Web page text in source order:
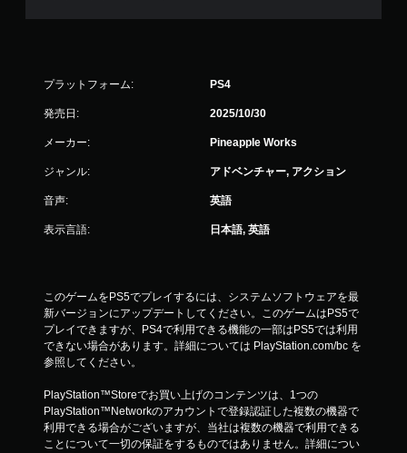
プラットフォーム: PS4
発売日: 2025/10/30
メーカー: Pineapple Works
ジャンル: アドベンチャー, アクション
音声: 英語
表示言語: 日本語, 英語
このゲームをPS5でプレイするには、システムソフトウェアを最
新バージョンにアップデートしてください。このゲームはPS5で
プレイできますが、PS4で利用できる機能の一部はPS5では利用
できない場合があります。詳細については PlayStation.com/bc を
参照してください。
PlayStation™Storeでお買い上げのコンテンツは、1つの
PlayStation™Networkのアカウントで登録認証した複数の機器で
利用できる場合がございますが、当社は複数の機器で利用できる
ことについて一切の保証をするものではありません。詳細につい